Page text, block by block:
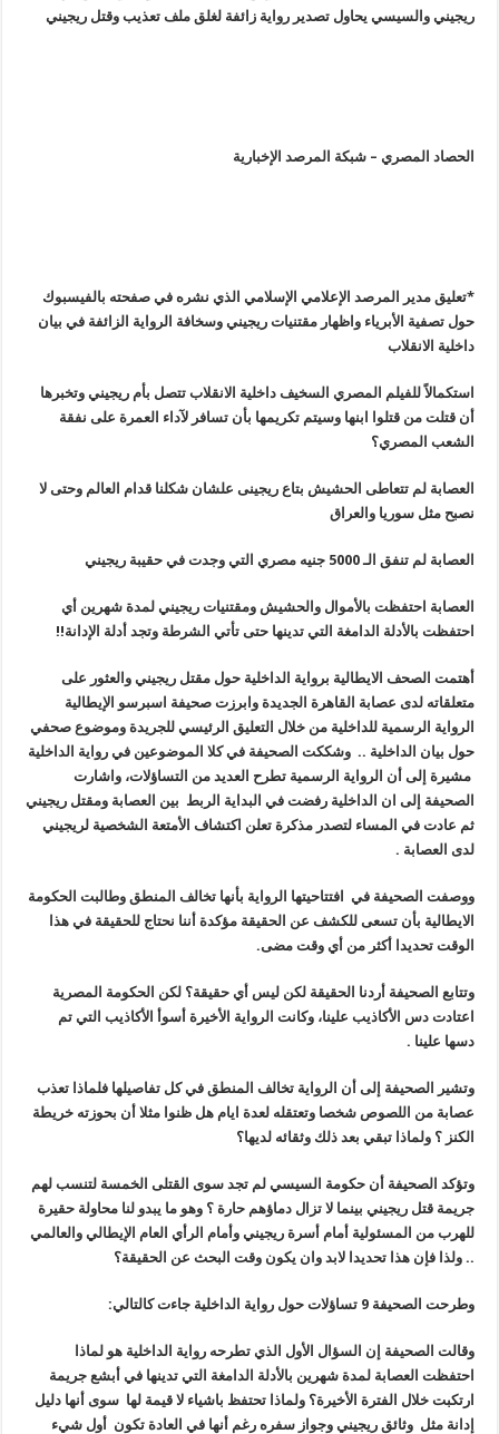
ريجيني والسيسي يحاول تصدير رواية زائفة لغلق ملف تعذيب وقتل ريجيني
الحصاد المصري – شبكة المرصد الإخبارية
*تعليق مدير المرصد الإعلامي الإسلامي الذي نشره في صفحته بالفيسبوك
حول تصفية الأبرياء واظهار مقتنيات ريجيني وسخافة الرواية الزائفة في بيان
داخلية الانقلاب
استكمالاً للفيلم المصري السخيف داخلية الانقلاب تتصل بأم ريجيني وتخبرها
أن قتلت من قتلوا ابنها وسيتم تكريمها بأن تسافر لآداء العمرة على نفقة
الشعب المصري؟
العصابة لم تتعاطى الحشيش بتاع ريجينى علشان شكلنا قدام العالم وحتى لا
نصبح مثل سوريا والعراق
العصابة لم تنفق الـ 5000 جنيه مصري التي وجدت في حقيبة ريجيني
العصابة احتفظت بالأموال والحشيش ومقتنيات ريجيني لمدة شهرين أي
احتفظت بالأدلة الدامغة التي تدينها حتى تأتي الشرطة وتجد أدلة الإدانة!!
أهتمت الصحف الايطالية برواية الداخلية حول مقتل ريجيني والعثور على
متعلقاته لدى عصابة القاهرة الجديدة وابرزت صحيفة اسبرسو الإيطالية
الرواية الرسمية للداخلية من خلال التعليق الرئيسي للجريدة وموضوع صحفي
حول بيان الداخلية .. وشككت الصحيفة في كلا الموضوعين في رواية الداخلية
مشيرة إلى أن الرواية الرسمية تطرح العديد من التساؤلات، واشارت
الصحيفة إلى ان الداخلية رفضت في البداية الربط بين العصابة ومقتل ريجيني
ثم عادت في المساء لتصدر مذكرة تعلن اكتشاف الأمتعة الشخصية لريجيني
لدى العصابة .
ووصفت الصحيفة في افتتاحيتها الرواية بأنها تخالف المنطق وطالبت الحكومة
الايطالية بأن تسعى للكشف عن الحقيقة مؤكدة أننا نحتاج للحقيقة في هذا
الوقت تحديدا أكثر من أي وقت مضى.
وتتابع الصحيفة أردنا الحقيقة لكن ليس أي حقيقة؟ لكن الحكومة المصرية
اعتادت دس الأكاذيب علينا، وكانت الرواية الأخيرة أسوأ الأكاذيب التي تم
دسها علينا .
وتشير الصحيفة إلى أن الرواية تخالف المنطق في كل تفاصيلها فلماذا تعذب
عصابة من اللصوص شخصا وتعتقله لعدة ايام هل ظنوا مثلا أن بحوزته خريطة
الكنز ؟ ولماذا تبقي بعد ذلك وثقائه لديها؟
وتؤكد الصحيفة أن حكومة السيسي لم تجد سوى القتلى الخمسة لتنسب لهم
جريمة قتل ريجيني بينما لا تزال دماؤهم حارة ؟ وهو ما يبدو لنا محاولة حقيرة
للهرب من المسئولية أمام أسرة ريجيني وأمام الرأي العام الإيطالي والعالمي
.. ولذا فإن هذا تحديدا لابد وان يكون وقت البحث عن الحقيقة؟
وطرحت الصحيفة 9 تساؤلات حول رواية الداخلية جاءت كالتالي :
وقالت الصحيفة إن السؤال الأول الذي تطرحه رواية الداخلية هو لماذا
احتفظت العصابة لمدة شهرين بالأدلة الدامغة التي تدينها في أبشع جريمة
ارتكبت خلال الفترة الأخيرة؟ ولماذا تحتفظ باشياء لا قيمة لها سوى أنها دليل
إدانة مثل وثائق ريجيني وجواز سفره رغم أنها في العادة تكون أول شيء